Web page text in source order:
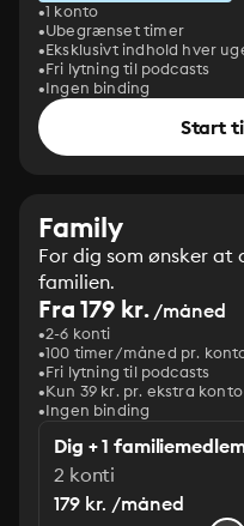
1 konto
Ubegrænset timer
Eksklusivt indhold hver
Fri lytning til podcasts
Ingen binding
Start
Family
For dig som ønsker at
familien.
Fra 179 kr./måned
2-6 konti
100 timer/måned pr.
Fri lytning til podcasts
Kun 39 kr. pr. ekstra konto
Ingen binding
Dig + 1
2 konti
179 kr. /måned